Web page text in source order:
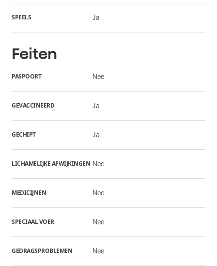
SPEELS Ja
Feiten
PASPOORT Nee
GEVACCINEERD Ja
GECHIPT Ja
LICHAMELIJKE AFWIJKINGEN Nee
MEDICIJNEN Nee
SPECIAAL VOER Nee
GEDRAGSPROBLEMEN Nee